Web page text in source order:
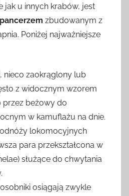
jak u innych krabów, jest
pancerzem zbudowanym z
Poniżej najważniejsze
nieco zaokrąglony lub
z widocznym wzorem
przez beżowy do
w kamuflażu na dnie.
lokomocyjnych
para przekształcona w
służące do chwytania
osiągają zwykle